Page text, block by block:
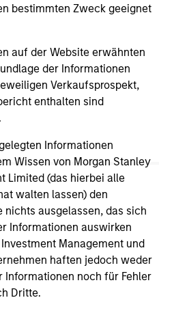
bestimmten Zweck geeignet
auf der Website erwähnten
der Informationen
Verkaufsprospekt,
enthalten sind
Informationen
Wissen von Morgan Stanley
Limited (das hierbei alle
walten lassen) den
nichts ausgelassen, das sich
Informationen auswirken
Management und
haften jedoch weder
Informationen noch für Fehler
Dritte.
Members.
is for informational
contained herein does
not be construed as an
or an offer to sell or a
buy any securities in any
offer or solicitation,
unlawful under the
other laws of such jurisdiction.